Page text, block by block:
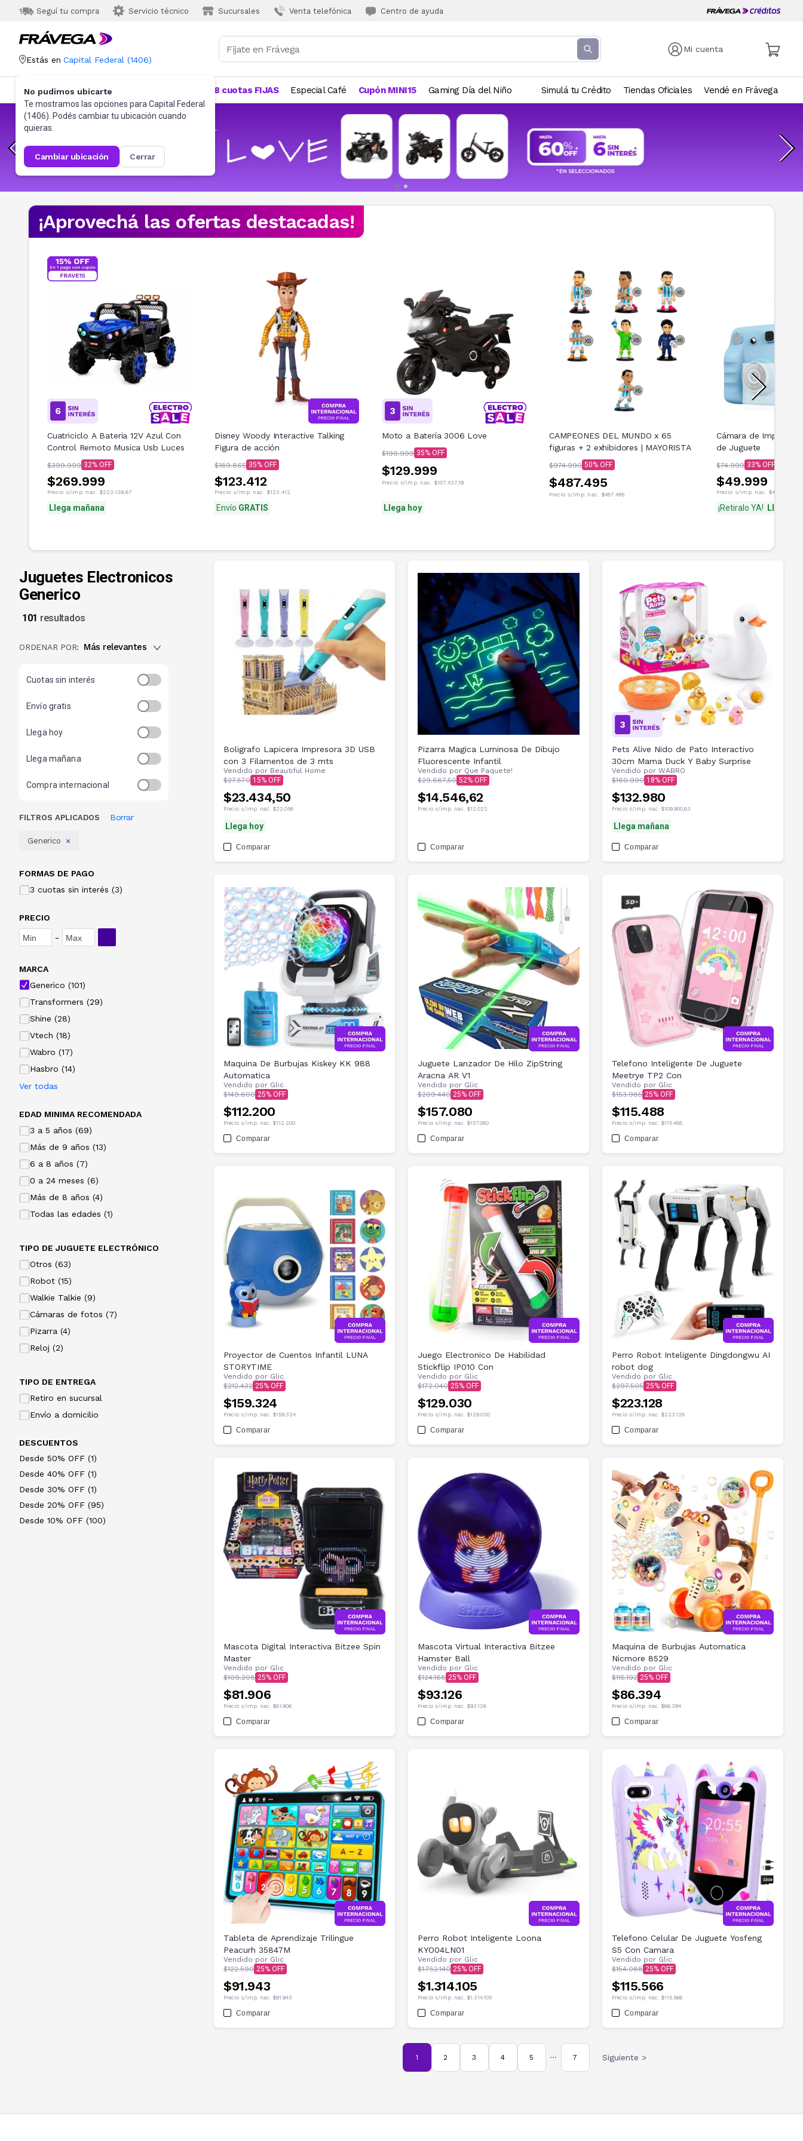
Seguí tu compra Servicio técnico Sucursales Venta telefónica Centro de ayuda
Mi cuenta
Estás en Capital Federal (1406)
No pudimos ubicarte
Te mostramos las opciones para Capital Federal
(1406). Podés cambiar tu ubicación cuando
quieras.
cambiar ubicación cerrar
Categorías Más Vendidos 18 cuotas FIJAS Especial Café Cupón MINI15 Gaming Día del Niño Simulá tu Crédito Tiendas Oficiales Vendé en Frávega
¡Aprovechá las ofertas destacadas!
Cuatriciclo A Bateria 12V Azul Con
Control Remoto Musica Usb Luces
$399.999 32
$269.999
Precio s/imp. nac. $223.139,67
Llega mañana
Disney Woody Interactive Talking
Figura de acción
$189.865 35
$123.412
Precio s/imp. nac. $123.412
Envío GRATIS
Moto a Batería 3006 Love
$199.999 35
$129.999
Precio s/imp. nac. $107.437,19
Llega hoy
CAMPEONES DEL MUNDO x 65
figuras + 2 exhibidores | MAYORISTA
$974.990 50
$487.495
Precio s/imp. nac. $487.495
Cámara de
de Juguete
$74.999 33
$49.999
Precio s/imp. nac. $41.321,49
¡Retiralo YA! Llega
Juguetes Electronicos
Generico
101 resultados
ORDENAR POR: Más relevantes
Cuotas sin interés
Envío gratis
Llega hoy
Llega mañana
Compra internacional
FILTROS APLICADOS Borrar
Generico
FORMAS DE PAGO
3 cuotas sin interés (3)
PRECIO
-
MARCA
Generico (101)
Transformers (29)
Shine (28)
Vtech (18)
Wabro (17)
Hasbro (14)
Ver todas
EDAD MINIMA RECOMENDADA
3 a 5 años (69)
Más de 9 años (13)
6 a 8 años (7)
0 a 24 meses (6)
Más de 8 años (4)
Todas las edades (1)
TIPO DE JUGUETE ELECTRÓNICO
Otros (63)
Robot (15)
Walkie Talkie (9)
Cámaras de fotos (7)
Pizarra (4)
Reloj (2)
TIPO DE ENTREGA
Retiro en sucursal
Envío a domicilio
DESCUENTOS
Desde 50% OFF (1)
Desde 40% OFF (1)
Desde 30% OFF (1)
Desde 20% OFF (95)
Desde 10% OFF (100)
Boligrafo Lapicera Impresora 3D USB
con 3 Filamentos de 3 mts
Vendido por Beautiful Home
$27.570 15
$23.434,50
Precio s/imp. nac. $22.056
Llega hoy
Comparar
Pizarra Magica Luminosa De Dibujo
Fluorescente Infantil
Vendido por Que Paquete!
$29.687,50 52
$14.546,62
Precio s/imp. nac. $12.022
Comparar
Pets Alive Nido de Pato Interactivo
30cm Mama Duck Y Baby Surprise
Vendido por WABRO
$160.990 18
$132.980
Precio s/imp. nac. $109.900,83
Llega mañana
Comparar
Maquina De Burbujas Kiskey KK 988
Automatica
Vendido por Glic
$149.600 25
$112.200
Precio s/imp. nac. $112.200
Comparar
Juguete Lanzador De Hilo ZipString
Aracna AR V1
Vendido por Glic
$209.440 25
$157.080
Precio s/imp. nac. $157.080
Comparar
Telefono Inteligente De Juguete
Meetrye TP2 Con
Vendido por Glic
$153.985 25
$115.488
Precio s/imp. nac. $115.488
Comparar
Proyector de Cuentos Infantil LUNA
STORYTIME
Vendido por Glic
$212.432 25
$159.324
Precio s/imp. nac. $159.324
Comparar
Juego Electronico De Habilidad
Stickflip IP010 Con
Vendido por Glic
$172.040 25
$129.030
Precio s/imp. nac. $129.030
Comparar
Perro Robot Inteligente Dingdongwu AI
robot dog
Vendido por Glic
$297.505 25
$223.128
Precio s/imp. nac. $223.128
Comparar
Mascota Digital Interactiva Bitzee Spin
Master
Vendido por Glic
$109.208 25
$81.906
Precio s/imp. nac. $81.906
Comparar
Mascota Virtual Interactiva Bitzee
Hamster Ball
Vendido por Glic
$124.168 25
$93.126
Precio s/imp. nac. $93.126
Comparar
Maquina de Burbujas Automatica
Nicmore 8529
Vendido por Glic
$115.192 25
$86.394
Precio s/imp. nac. $86.394
Comparar
Tableta de Aprendizaje Trilingue
Peacurh 35847M
Vendido por Glic
$122.590 25
$91.943
Precio s/imp. nac. $91.943
Comparar
Perro Robot Inteligente Loona
KYO04LN01
Vendido por Glic
$1.752.140 25
$1.314.105
Precio s/imp. nac. $1.314.105
Comparar
Telefono Celular De Juguete Yosfeng
S5 Con Camara
Vendido por Glic
$154.088 25
$115.566
Precio s/imp. nac. $115.566
Comparar
1 2 3 4 5 ••• 7 Siguiente >